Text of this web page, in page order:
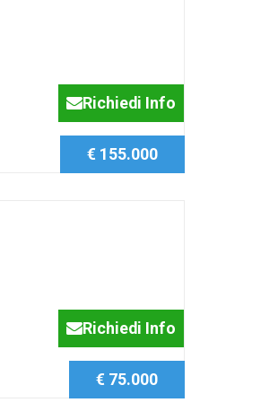
Richiedi Info
€ 155.000
Richiedi Info
€ 75.000